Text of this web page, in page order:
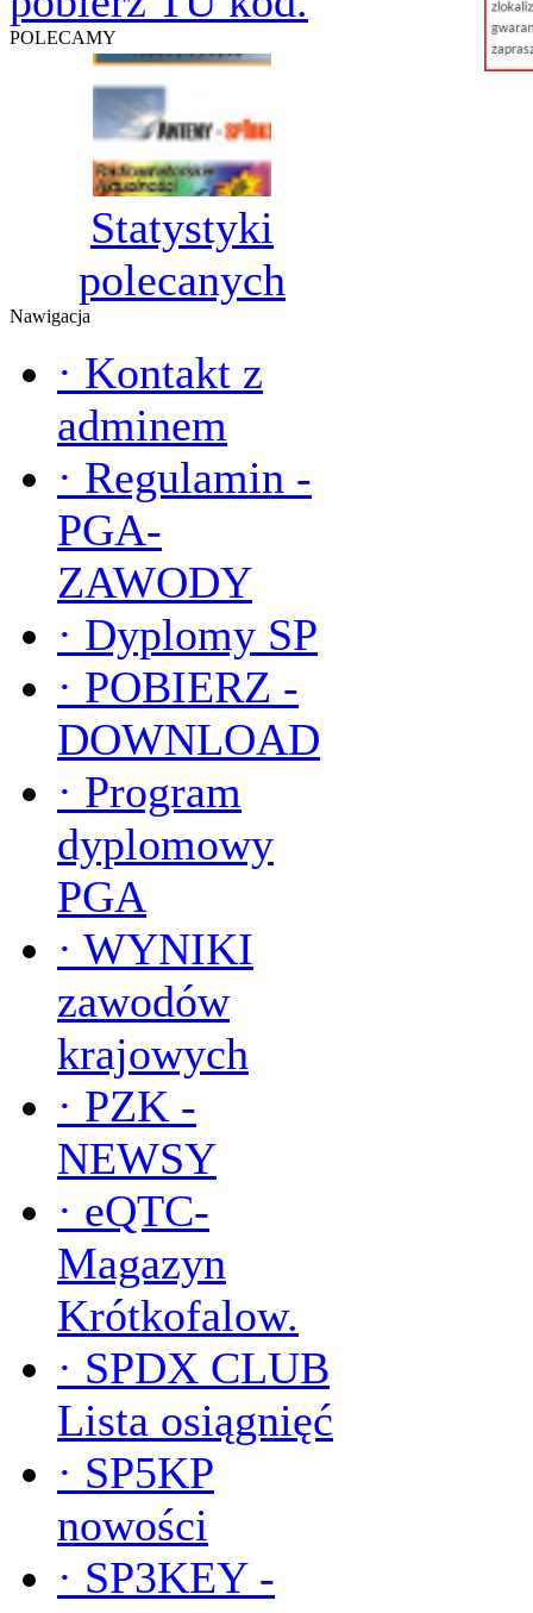
POLECAMY
Statystyki
polecanych
Nawigacja
· Kontakt z
adminem
· Regulamin -
PGA-
ZAWODY
· Dyplomy SP
· POBIERZ -
DOWNLOAD
· Program
dyplomowy
PGA
· WYNIKI
zawodów
krajowych
· PZK -
NEWSY
· eQTC-
Magazyn
Krótkofalow.
· SPDX CLUB
Lista osiągnięć
· SP5KP
nowości
· SP3KEY -